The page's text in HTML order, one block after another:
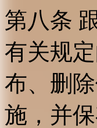
第八条
有关规
布、删
施，并保